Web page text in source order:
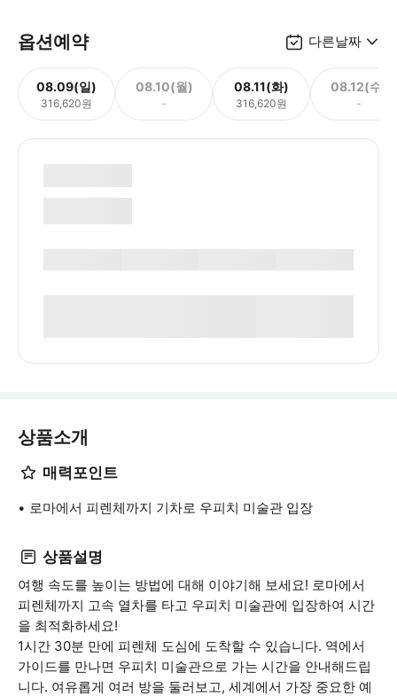
옵션예약 다른날짜
08.09(일)
316,620원
08.10(월)
-
08.11(화)
316,620원
08.12(수)
-
상품소개
매력포인트
로마에서 피렌체까지 기차로 우피치 미술관 입장
상품설명
여행 속도를 높이는 방법에 대해 이야기해 보세요! 로마에서
피렌체까지 고속 열차를 타고 우피치 미술관에 입장하여 시간
을 최적화하세요!
1시간 30분 만에 피렌체 도심에 도착할 수 있습니다. 역에서
가이드를 만나면 우피치 미술관으로 가는 시간을 안내해드립
니다. 여유롭게 여러 방을 둘러보고, 세계에서 가장 중요한 예